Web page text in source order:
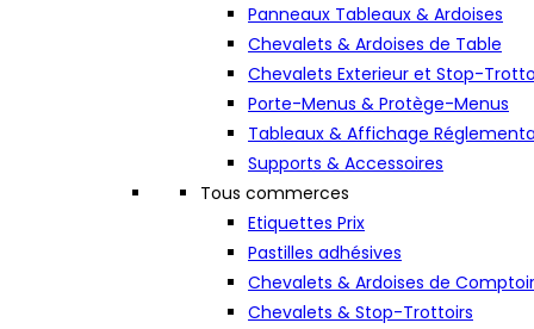
Panneaux Tableaux & Ardoises
Chevalets & Ardoises de Table
Chevalets Exterieur et Stop-
Porte-Menus & Protège-Menus
Tableaux & Affichage
Supports & Accessoires
Tous commerces
Etiquettes Prix
Pastilles adhésives
Chevalets & Ardoises de Comptoir
Chevalets & Stop-Trottoirs